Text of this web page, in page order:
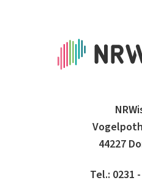
44227
Tel.: 0231